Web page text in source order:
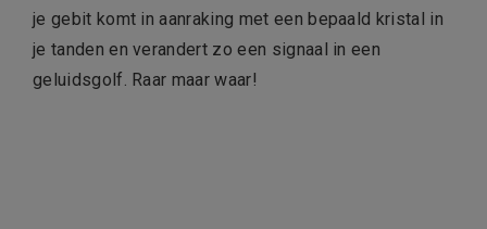
je gebit komt in aanraking met een bepaald kristal in
je tanden en verandert zo een signaal in een
geluidsgolf. Raar maar waar!